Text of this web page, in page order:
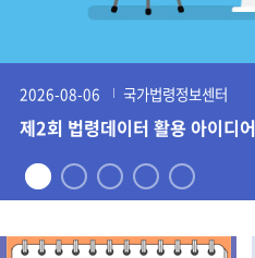
2026-08-06 국가법령정보센터
제2회 법령데이터 활용 아이디